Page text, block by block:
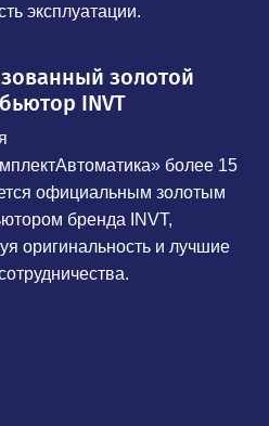
эксплуатации.
золотой
INVT
более 15
официальным золотым
бренда INVT,
оригинальность и лучшие